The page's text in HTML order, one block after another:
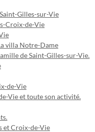
Gilles-sur-Vie
Croix-de-Vie
villa Notre-Dame
de Saint-Gilles-sur-Vie.
de-Vie
Vie et toute son activité.
et Croix-de-Vie